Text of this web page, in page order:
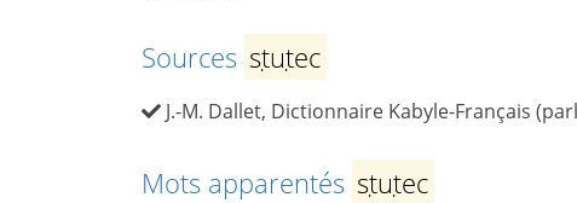
Sources sṭuṭec
J.-M. Dallet, Dictionnaire Kabyle-Français
Mots apparentés sṭuṭec